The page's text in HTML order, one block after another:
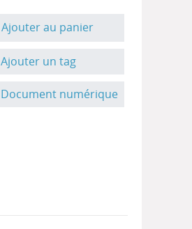
Ajouter au panier
Ajouter un tag
Document numérique